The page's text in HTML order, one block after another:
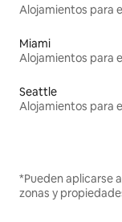
Miami
Seattle
*Pueden aplicarse
zonas y